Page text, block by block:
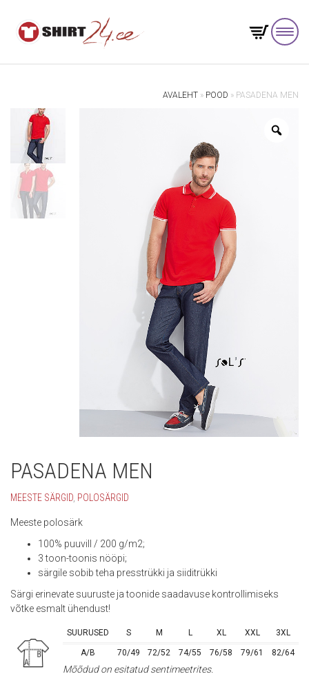
AVALEHT » POOD » PASADENA MEN
PASADENA MEN
MEESTE SÄRGID, POLOSÄRGID
Meeste polosärk
100% puuvill / 200 g/m2;
3 toon-toonis nööpi;
särgile sobib teha presstrükki ja siiditrükki
Särgi erinevate suuruste ja toonide saadavuse kontrollimiseks
võtke esmalt ühendust!
SUURUSED S M L XL XXL 3XL
A/B 70/49 72/52 74/55 76/58 79/61 82/64
Mõõdud on esitatud sentimeetrites.